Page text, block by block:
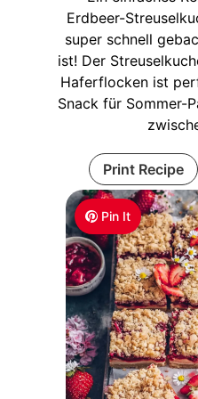
Pin It
Erdbeer-
super schnell
ist! Der
Haferflocken ist
Snack für Sommer-
Print Recipe